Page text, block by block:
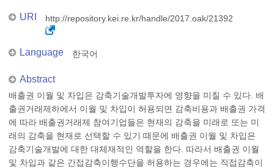
URI http://repository.kei.re.kr/handle/2017.oak/21392
Language 한국어
Abstract
배출권 이월 및 차입은 감축기술개발투자에 영향을 미칠 수 있다. 배
출권거래제하에서 이월 및 차입이 허용되면 감축비용과 배출권 가격
에 따라 배출권거래제 참여기업들은 현재의 감축을 미래로 또는 미
래의 감축을 현재로 선택할 수 있기 때문에 배출권 이월 및 차입은
감축기술개발에 대한 대체재적인 역할을 한다. 따라서 배출권 이월
및 차입과 같은 간접감축이행수단을 허용하는 경우에는 직접감축이